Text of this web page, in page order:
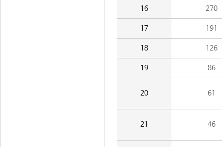
16 270
17 191
18 126
19 86
20 61
21 46